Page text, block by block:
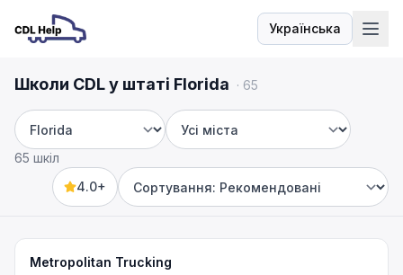
Українська
Мова
Школи CDL у штаті Florida · 65
Штат Місто
65 шкіл
4.0+
Sort by
Metropolitan Trucking